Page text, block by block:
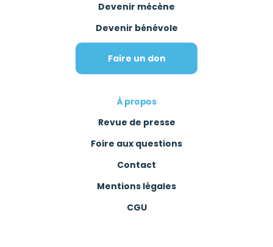
Devenir mécène
Devenir bénévole
Faire un don
À propos
Revue de presse
Foire aux questions
Contact
Mentions légales
CGU